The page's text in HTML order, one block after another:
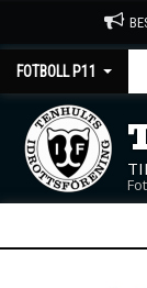
FOTBOLL P11